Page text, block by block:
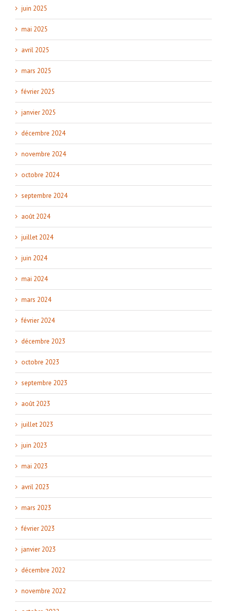
juin 2025
mai 2025
avril 2025
mars 2025
février 2025
janvier 2025
décembre 2024
novembre 2024
octobre 2024
septembre 2024
août 2024
juillet 2024
juin 2024
mai 2024
mars 2024
février 2024
décembre 2023
octobre 2023
septembre 2023
août 2023
juillet 2023
juin 2023
mai 2023
avril 2023
mars 2023
février 2023
janvier 2023
décembre 2022
novembre 2022